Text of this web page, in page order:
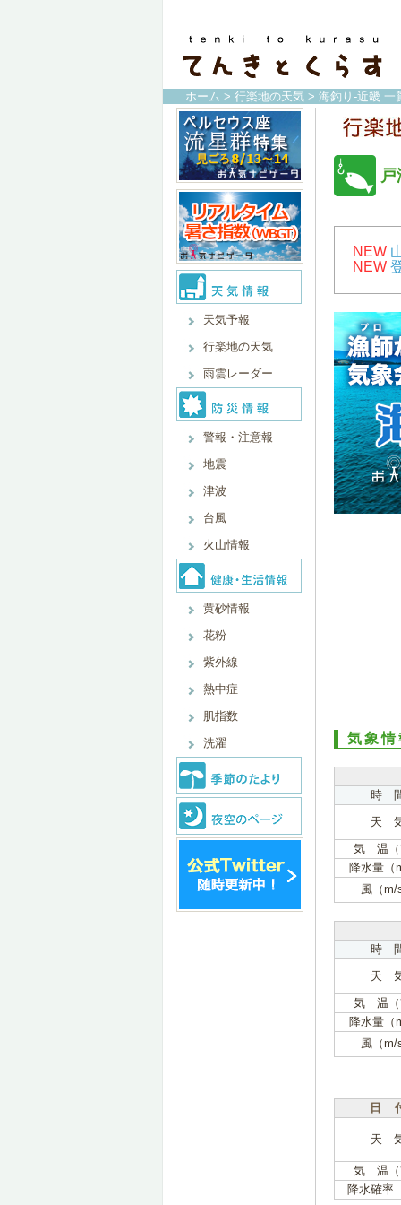
ホーム > 行楽地の天気 > 海釣り-近畿 一
天気予報
行楽地の天気
雨雲レーダー
警報・注意報
地震
津波
台風
火山情報
黄砂情報
花粉
紫外線
熱中症
肌指数
洗濯
戸
NEW
NEW
気象情
時
天
気 温
降水量（
風（m/
時
天
気 温
降水量（
風（m/
日
天
気 温
降水確率